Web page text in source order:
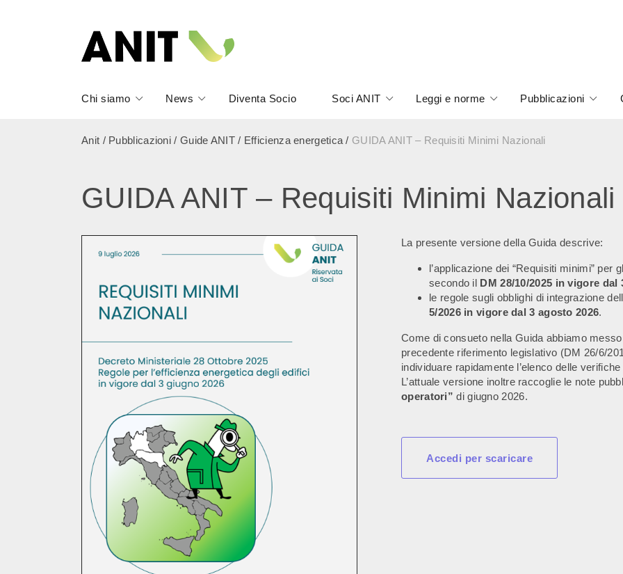
Chi siamo News Diventa Socio Soci ANIT Leggi e norme Pubblicazioni
Anit / Pubblicazioni / Guide ANIT/ Efficienza energetica / GUIDA ANIT – Requisiti Minimi Nazionali
GUIDA ANIT – Requisiti Minimi Nazionali
La presente versione della Guida descrive:
l’applicazione dei “Requisiti minimi”
secondo il DM 28/10/2025 in vigore dal
le regole sugli obblighi di integrazione
5/2026 in vigore dal 3 agosto 2026.
Come di consueto nella Guida abbiamo
precedente riferimento legislativo (DM 26/6/
individuare rapidamente l’elenco delle
L’attuale versione inoltre raccoglie le note
operatori” di giugno 2026.
Accedi per scaricare